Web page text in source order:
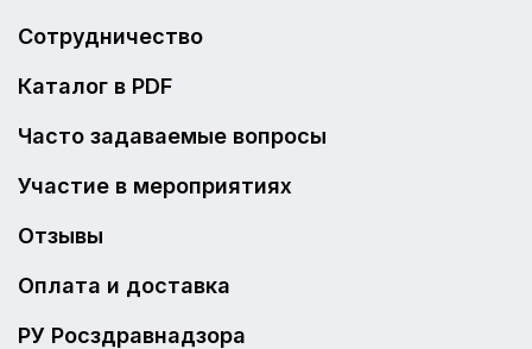
Сотрудничество
Каталог в PDF
Часто задаваемые вопросы
Участие в мероприятиях
Отзывы
Оплата и доставка
РУ Росздравнадзора